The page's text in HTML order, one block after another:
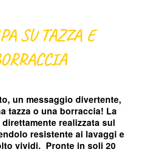
SU TAZZA E
un messaggio divertente,
tazza o una borraccia! La
realizzata sul
resistente ai lavaggi e
vividi. Pronte in soli 20